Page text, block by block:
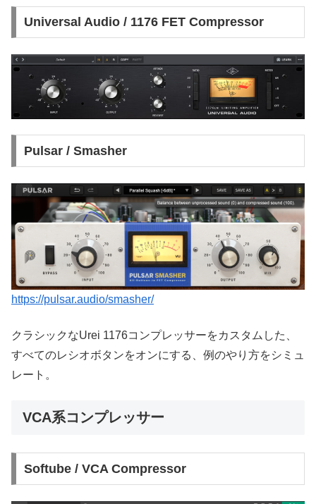
Universal Audio / 1176 FET Compressor
Pulsar / Smasher
https://pulsar.audio/smasher/
クラシックなUrei 1176コンプレッサーをカスタムした、
すべてのレシオボタンをオンにする、例のやり方をシミュ
レート。
VCA系コンプレッサー
Softube / VCA Compressor